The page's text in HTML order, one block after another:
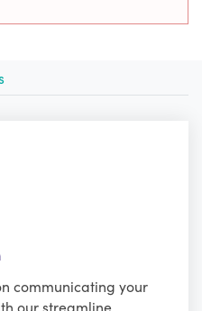
communicating your
our streamline